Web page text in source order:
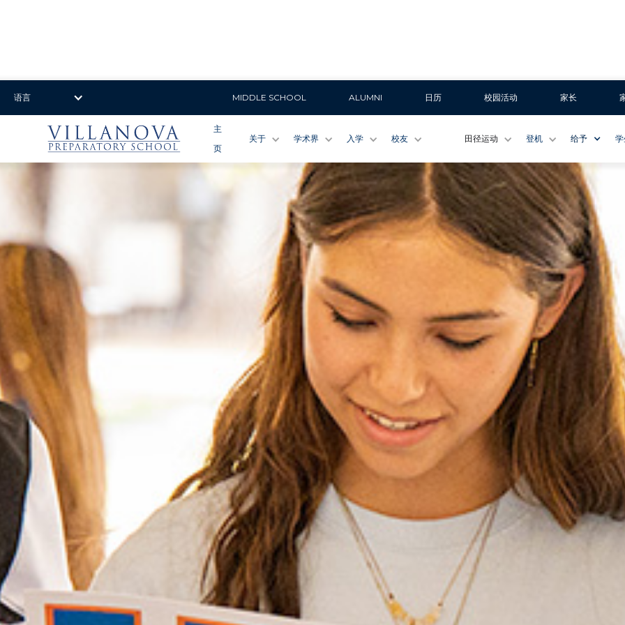
语言 MIDDLE SCHOOL ALUMNI 日历 校园活动 家长
主
页
关于 学术界 入学 校友 田径运动 登机 给予